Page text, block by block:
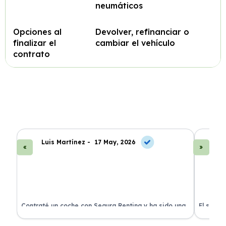
neumáticos
Opciones al
finalizar el
contrato
Devolver, refinanciar o
cambiar el vehículo
Luis Martínez - 17 May, 2026
Contraté un coche con Segura Renting y ha sido una
experiencia fantástica. Todo incluido y sin sorpresas.
El
proceso